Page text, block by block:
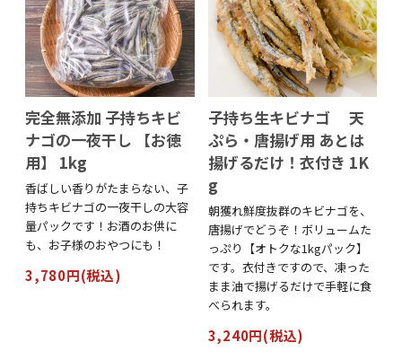
完全無添加 子持ちキビ
ナゴの一夜干し 【お徳
用】 1kg
香ばしい香りがたまらない、子
持ちキビナゴの一夜干しの大容
量パックです！お酒のお供に
も、お子様のおやつにも！
3,780円(税込)
子持ち生キビナゴ 天
ぷら・唐揚げ用 あとは
揚げるだけ！衣付き 1K
g
朝獲れ鮮度抜群のキビナゴを、
唐揚げでどうぞ！ボリュームた
っぷり【オトクな1kgパック】
です。衣付きですので、凍った
まま油で揚げるだけで手軽に食
べられます。
3,240円(税込)